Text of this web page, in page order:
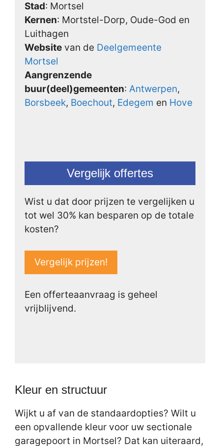
Stad: Mortsel
Kernen: Mortstel-Dorp, Oude-God en
Luithagen
Website van de Deelgemeente
Mortsel
Aangrenzende
buur(deel)gemeenten: Antwerpen,
Borsbeek, Boechout, Edegem en Hove
Vergelijk offertes
Wist u dat door prijzen te vergelijken u
tot wel 30% kan besparen op de totale
kosten?
Vergelijk prijzen!
Een offerteaanvraag is geheel
vrijblijvend.
Kleur en structuur
Wijkt u af van de standaardopties? Wilt u
een opvallende kleur voor uw sectionale
garagepoort in Mortsel? Dat kan uiteraard,